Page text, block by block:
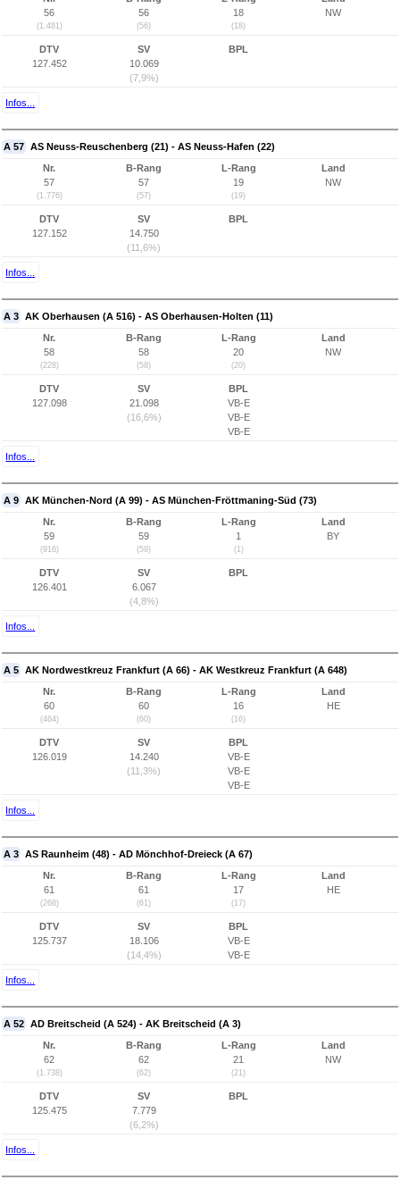
56
(1.481)
56
(56)
18
(18)
NW
DTV
127.452
SV
10.069
(7,9%)
BPL
Infos...
A 57 AS Neuss-Reuschenberg (21) - AS Neuss-Hafen (22)
Nr.
57
(1.776)
B-Rang
57
(57)
L-Rang
19
(19)
Land
NW
DTV
127.152
SV
14.750
(11,6%)
BPL
Infos...
A 3 AK Oberhausen (A 516) - AS Oberhausen-Holten (11)
Nr.
58
(228)
B-Rang
58
(58)
L-Rang
20
(20)
Land
NW
DTV
127.098
SV
21.098
(16,6%)
BPL
VB-E
VB-E
VB-E
Infos...
A 9 AK München-Nord (A 99) - AS München-Fröttmaning-Süd (73)
Nr.
59
(916)
B-Rang
59
(59)
L-Rang
1
(1)
Land
BY
DTV
126.401
SV
6.067
(4,8%)
BPL
Infos...
A 5 AK Nordwestkreuz Frankfurt (A 66) - AK Westkreuz Frankfurt (A 648)
Nr.
60
(464)
B-Rang
60
(60)
L-Rang
16
(16)
Land
HE
DTV
126.019
SV
14.240
(11,3%)
BPL
VB-E
VB-E
VB-E
Infos...
A 3 AS Raunheim (48) - AD Mönchhof-Dreieck (A 67)
Nr.
61
(268)
B-Rang
61
(61)
L-Rang
17
(17)
Land
HE
DTV
125.737
SV
18.106
(14,4%)
BPL
VB-E
VB-E
Infos...
A 52 AD Breitscheid (A 524) - AK Breitscheid (A 3)
Nr.
62
(1.738)
B-Rang
62
(62)
L-Rang
21
(21)
Land
NW
DTV
125.475
SV
7.779
(6,2%)
BPL
Infos...